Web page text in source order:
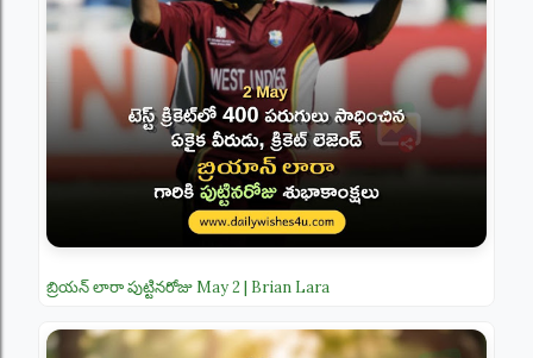
బ్రియన్ లారా పుట్టినరోజు May 2 | Brian Lara